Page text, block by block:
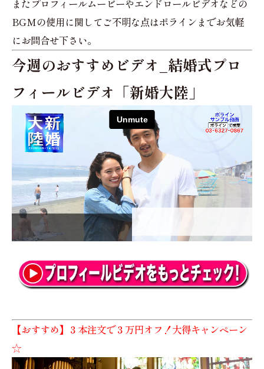
またプロフィールムービーやエンドロールビデオなどの
BGMの使用に関してご不明な点はポラインまでお気軽
にお問合せ下さい。
今週のおすすめビデオ_ 結婚式プロ
フィールビデオ「新婚大陸」
【おすすめ】３本注文で３万円オフ！大得キャンペーン
☆